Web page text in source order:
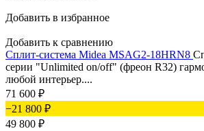
Добавить в избранное
Добавить к сравнению
Сплит-система Midea MSAG2-18HRN8
серии "Unlimited on/off" (фреон R32)
любой интерьер....
71 600 ₽
−21 800 ₽
49 800 ₽